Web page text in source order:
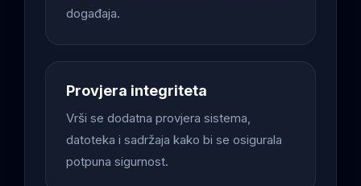
događaja.
Provjera integriteta
Vrši se dodatna provjera sistema,
datoteka i sadržaja kako bi se osigurala
potpuna sigurnost.